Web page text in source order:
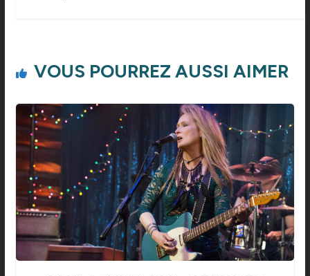
VOUS POURREZ AUSSI AIMER